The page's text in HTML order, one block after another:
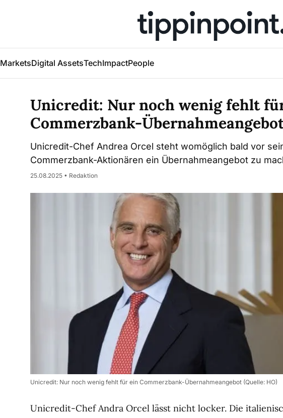
MarketsDigital AssetsTechImpactPeople
Unicredit: Nur noch wenig fehlt
Commerzbank-
Unicredit-Chef Andrea Orcel steht womöglich bald vor
Commerzbank-Aktionären ein Übernahmeangebot zu
25.08.2025 • Redaktion
Unicredit: Nur noch wenig fehlt für ein Commerzbank-Übernahmeangebot (Quelle: HO)
Unicredit-Chef Andra Orcel lässt nicht locker. Die